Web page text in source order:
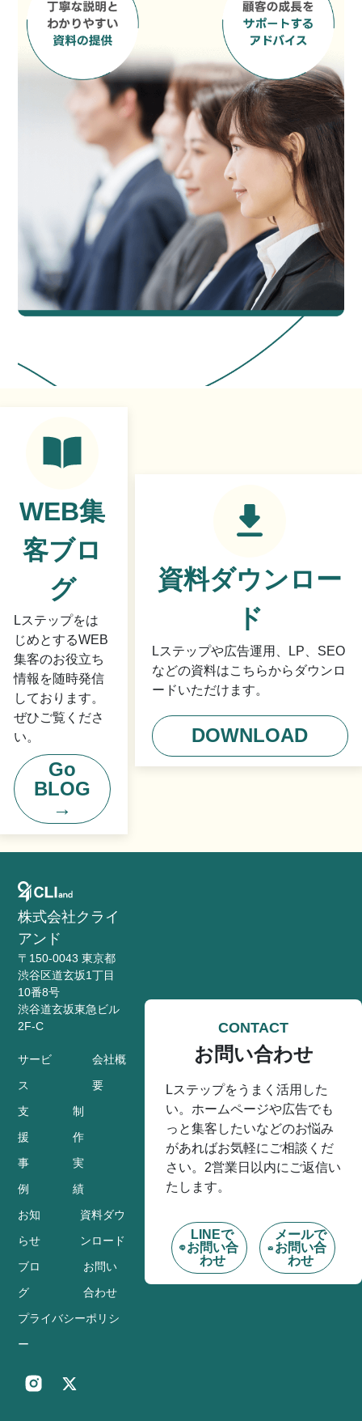
WEB集
客ブロ
グ
Lステップをは
じめとするWEB
集客のお役立ち
情報を随時発信
しております。
ぜひご覧くださ
い。
Go
BLOG
→
資料ダウンロー
ド
Lステップや広告運用、LP、SEO
などの資料はこちらからダウンロ
ードいただけます。
DOWNLOAD
CONTACT
お問い合わせ
Lステップをうまく活用した
い。ホームページや広告でも
っと集客したいなどのお悩み
があればお気軽にご相談くだ
さい。2営業日以内にご返信い
たします。
LINEで
お問い合
わせ
メールで
お問い合
わせ
株式会社クライ
アンド
〒150-0043 東京都
渋谷区道玄坂1丁目
10番8号
渋谷道玄坂東急ビル
2F-C
サービ
ス
会社概
要
支
援
事
例
制
作
実
績
お知
らせ
資料ダウ
ンロード
ブロ
グ
お問い
合わせ
プライバシーポリシ
ー